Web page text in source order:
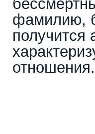
фамилию,
получится
отношения.